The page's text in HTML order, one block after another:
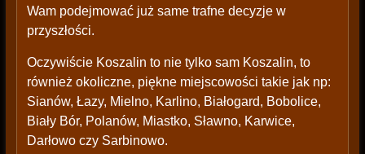
Wam podejmować już same trafne decyzje w
przyszłości.
Oczywiście Koszalin to nie tylko sam Koszalin, to
również okoliczne, piękne miejscowości takie jak np:
Sianów, Łazy, Mielno, Karlino, Białogard, Bobolice,
Biały Bór, Polanów, Miastko, Sławno, Karwice,
Darłowo czy Sarbinowo.